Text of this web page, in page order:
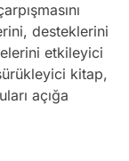
desteklerini
etkileyici
kitap,
açığa